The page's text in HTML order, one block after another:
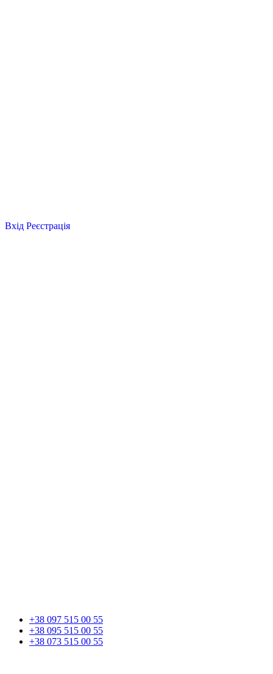
Вхід Реєстрація
+38 097 515 00 55
+38 095 515 00 55
+38 073 515 00 55